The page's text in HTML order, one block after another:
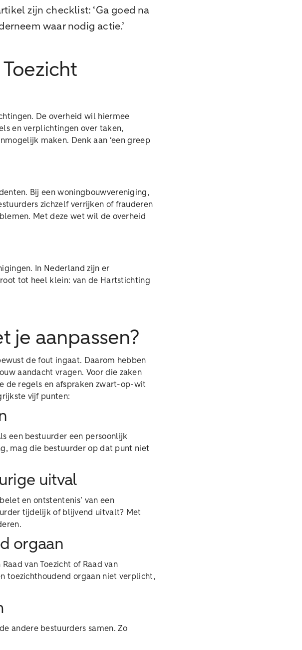
zijn checklist: ‘Ga goed na
waar nodig actie.’
De overheid wil hiermee
en verplichtingen over taken,
maken. Denk aan ‘een greep
Bij een woningbouwvereniging,
zichzelf verrijken of frauderen
Met deze wet wil de overheid
In Nederland zijn er
tot heel klein: van de Hartstichting
je aanpassen?
de fout ingaat. Daarom hebben
aandacht vragen. Voor die zaken
de regels en afspraken zwart-op-wit
vijf punten:
een bestuurder een persoonlijk
mag die bestuurder op dat punt niet
uitval
en ontstentenis’ van een
tijdelijk of blijvend uitvalt? Met
orgaan
van Toezicht of Raad van
toezichthoudend orgaan niet verplicht,
andere bestuurders samen. Zo